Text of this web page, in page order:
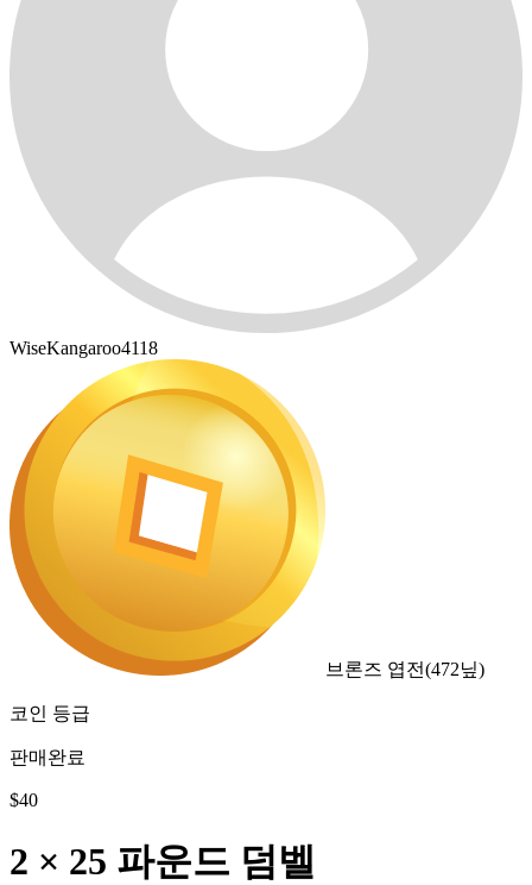
WiseKangaroo4118
브론즈 엽전(472닢)
코인 등급
판매완료
$40
2 × 25 파운드 덤벨